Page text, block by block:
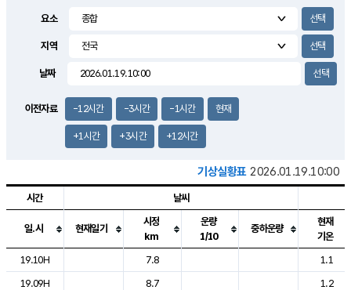
2.2m/s
요소
지역
날짜
이전자료 -12시간 -3시간 -1시간 현재
+1시간 +3시간 +12시간
기상실황표 2026.01.19.10:00
도시별 기상실황표로 지점, 날씨, 기온, 강수, 바람, 기압등을 안내한 표입
시간 날씨
일.시 현재일기
시정
km
운량
1/10
중하운량
현재
기온
19.10H
7.8
1.1
19.09H
8.7
1.2